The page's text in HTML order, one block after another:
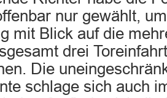
nur gewählt,
mit Blick auf die
drei
Die
schlage sich auch